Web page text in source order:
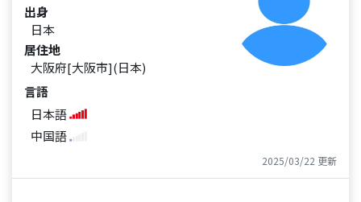
出身
日本
居住地
大阪府[大阪市](日本)
言語
日本語
中国語
2025/03/22 更新